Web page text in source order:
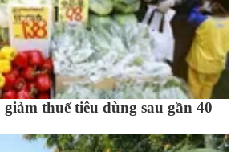
thuế tiêu dùng sau gần 40